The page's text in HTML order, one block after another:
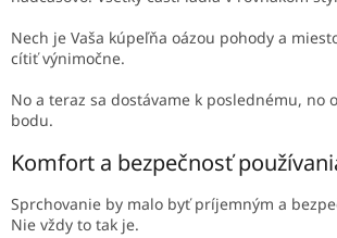
Nech je Vaša kúpeľňa oázou pohody a
cítiť výnimočne.
No a teraz sa dostávame k poslednému, no
bodu.
Komfort a bezpečnosť
Sprchovanie by malo byť príjemným a
Nie vždy to tak je.